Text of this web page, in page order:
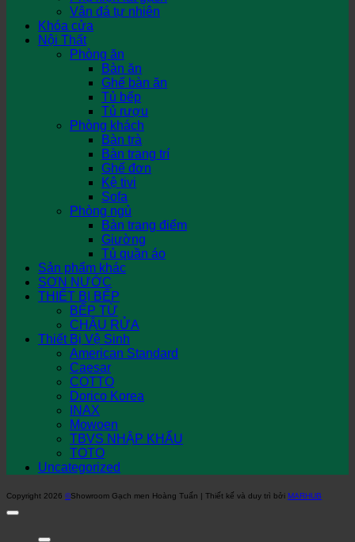
Vân đá tự nhiên
Khóa cửa
Nội Thất
Phòng ăn
Bàn ăn
Ghế bàn ăn
Tủ bếp
Tủ rượu
Phòng khách
Bàn trà
Bàn trang trí
Ghế đơn
Kệ tivi
Sofa
Phòng ngủ
Bàn trang điểm
Giường
Tủ quần áo
Sản phẩm khác
SƠN NƯỚC
THIẾT BỊ BẾP
BẾP TỪ
CHẬU RỬA
Thiết Bị Vệ Sinh
American Standard
Caesar
COTTO
Dorico Korea
INAX
Mowoen
TBVS NHẬP KHẨU
TOTO
Uncategorized
Copyright 2026 ©Showroom Gạch men Hoàng Tuấn | Thiết kế và duy trì bởi MARHUB